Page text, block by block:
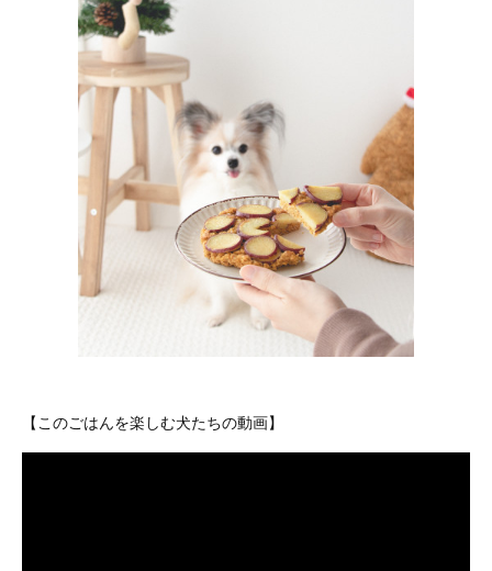
【このごはんを楽しむ犬たちの動画】